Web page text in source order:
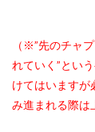
（※”先のチャ
れていく”とい
けてはいますが
み進まれる際は